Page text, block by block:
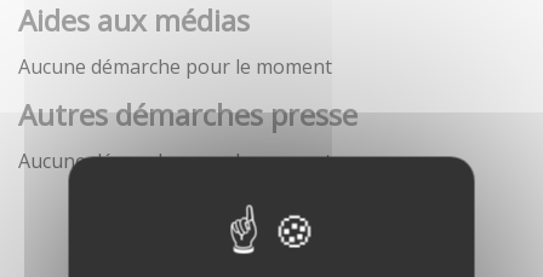
Aides aux médias
Aucune démarche pour le moment
Autres démarches presse
Aucune démarche pour le moment